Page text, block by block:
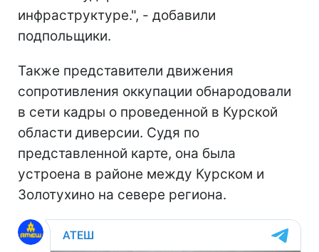
инфраструктуре.", - добавили
подпольщики.
Также представители движения
сопротивления оккупации обнародовали
в сети кадры о проведенной в Курской
области диверсии. Судя по
представленной карте, она была
устроена в районе между Курском и
Золотухино на севере региона.